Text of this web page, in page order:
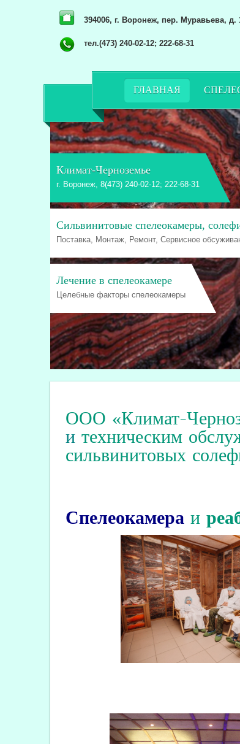
394006, г. Воронеж, пер. Муравьева, д.
тел.(473) 240-02-12; 222-68-31
ГЛАВНАЯ
Климат-Черноземье
г. Воронеж, 8(473) 240-02-12; 222-68-31
Сильвинитовые спелеокамеры,
Поставка, Монтаж, Ремонт, Сервисное
Лечение в спелеокамере
Целебные факторы спелеокамеры
ООО «Климат-
и техническим
сильвинитовых
Спелеокамера и